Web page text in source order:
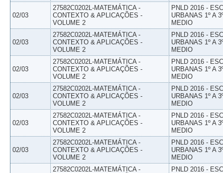
02/03
27582C0202L-MATEMÁTICA -
CONTEXTO & APLICAÇÕES -
VOLUME 2
PNLD 2016 -
URBANAS 1º A
MEDIO
02/03
27582C0202L-MATEMÁTICA -
CONTEXTO & APLICAÇÕES -
VOLUME 2
PNLD 2016 -
URBANAS 1º A
MEDIO
02/03
27582C0202L-MATEMÁTICA -
CONTEXTO & APLICAÇÕES -
VOLUME 2
PNLD 2016 -
URBANAS 1º A
MEDIO
02/03
27582C0202L-MATEMÁTICA -
CONTEXTO & APLICAÇÕES -
VOLUME 2
PNLD 2016 -
URBANAS 1º A
MEDIO
02/03
27582C0202L-MATEMÁTICA -
CONTEXTO & APLICAÇÕES -
VOLUME 2
PNLD 2016 -
URBANAS 1º A
MEDIO
02/03
27582C0202L-MATEMÁTICA -
CONTEXTO & APLICAÇÕES -
VOLUME 2
PNLD 2016 -
URBANAS 1º A
MEDIO
27582C0202L-MATEMÁTICA -
PNLD 2016 -